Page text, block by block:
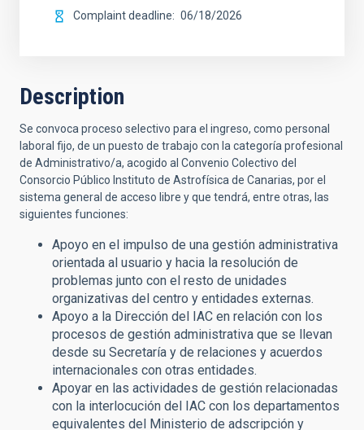
Complaint deadline
06/18/2026
Description
Se convoca proceso selectivo para el ingreso, como personal
laboral fijo, de un puesto de trabajo con la categoría profesional
de Administrativo/a, acogido al Convenio Colectivo del
Consorcio Público Instituto de Astrofísica de Canarias, por el
sistema general de acceso libre y que tendrá, entre otras, las
siguientes funciones:
Apoyo en el impulso de una gestión administrativa
orientada al usuario y hacia la resolución de
problemas junto con el resto de unidades
organizativas del centro y entidades externas.
Apoyo a la Dirección del IAC en relación con los
procesos de gestión administrativa que se llevan
desde su Secretaría y de relaciones y acuerdos
internacionales con otras entidades.
Apoyar en las actividades de gestión relacionadas
con la interlocución del IAC con los departamentos
equivalentes del Ministerio de adscripción y